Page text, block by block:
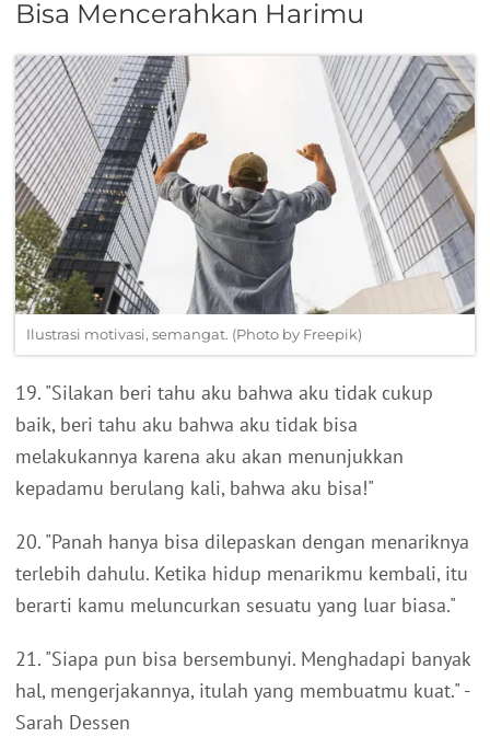
Bisa Mencerahkan Harimu
Ilustrasi motivasi, semangat. (Photo by Freepik)
19. "Silakan beri tahu aku bahwa aku tidak cukup
baik, beri tahu aku bahwa aku tidak bisa
melakukannya karena aku akan menunjukkan
kepadamu berulang kali, bahwa aku bisa!"
20. "Panah hanya bisa dilepaskan dengan menariknya
terlebih dahulu. Ketika hidup menarikmu kembali, itu
berarti kamu meluncurkan sesuatu yang luar biasa."
21. "Siapa pun bisa bersembunyi. Menghadapi banyak
hal, mengerjakannya, itulah yang membuatmu kuat." -
Sarah Dessen